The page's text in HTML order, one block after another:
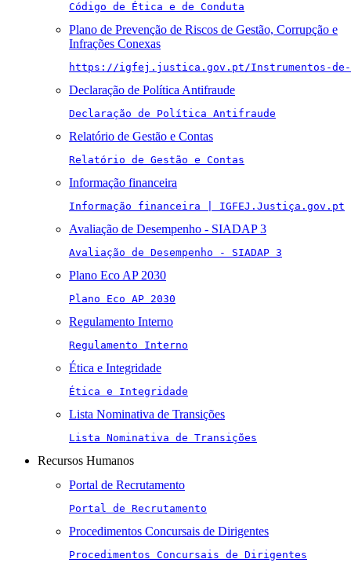
Código de Ética e de Conduta
Plano de Prevenção de Riscos de Gestão, Corrupção e
Infrações Conexas
https://igfej.justica.gov.pt/Instrumentos-de-
Declaração de Política Antifraude
Declaração de Política Antifraude
Relatório de Gestão e Contas
Relatório de Gestão e Contas
Informação financeira
Informação financeira | IGFEJ.Justiça.gov.pt
Avaliação de Desempenho - SIADAP 3
Avaliação de Desempenho - SIADAP 3
Plano Eco AP 2030
Plano Eco AP 2030
Regulamento Interno
Regulamento Interno
Ética e Integridade
Ética e Integridade
Lista Nominativa de Transições
Lista Nominativa de Transições
Recursos Humanos
Portal de Recrutamento
Portal de Recrutamento
Procedimentos Concursais de Dirigentes
Procedimentos Concursais de Dirigentes